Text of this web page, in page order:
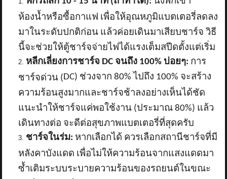
ห้องน้ำหรือซื้อกาแฟ เพื่อให้อุณหภูมิแบตเตอรี่ลดลง
มาในระดับปกติก่อน แล้วค่อยเดินมาเสียบชาร์จ วิธี
นี้จะช่วยให้ตู้ชาร์จจ่ายไฟได้แรงเต็มสปีดตั้งแต่เริ่ม
หลีกเลี่ยงการชาร์จ DC จนถึง 100% บ่อยๆ: การ
ชาร์จด่วน (DC) ช่วงจาก 80% ไปถึง 100% จะสร้าง
ความร้อนสูงมากและชาร์จช้าลงอย่างเห็นได้ชัด
แนะนำให้ชาร์จแค่พอใช้งาน (ประมาณ 80%) แล้ว
เดินทางต่อ จะดีต่อสุขภาพแบตเตอรี่ที่สุดครับ
ชาร์จในร่ม: หากเลือกได้ ควรเลือกสถานีชาร์จที่มี
หลังคาบังแดด เพื่อไม่ให้ความร้อนจากแสงแดดมา
ซ้ำเติมระบบระบายความร้อนของรถยนต์ในขณะ